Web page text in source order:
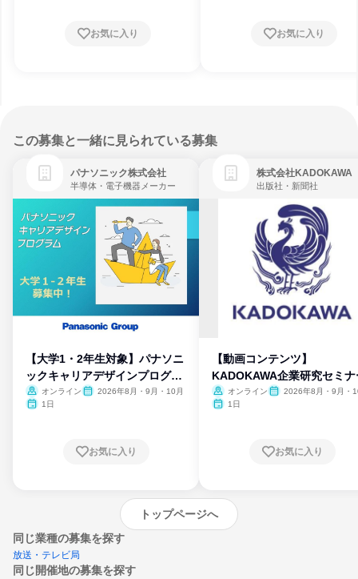
お気に入り お気に入り
この募集と一緒に見られている募集
パナソニック株式会社
半導体・電子機器メーカー
【大学1・2年生対象】パナソニ
ックキャリアデザインプログラ
ム
オンライン
2026年8月・9月・10月
1日
お気に入り
株式会社KADOKAWA
出版社・新聞社
【動画コンテンツ】
KADOKAWA企業研究セミナ
オンライン
2026年8月・9月・
1日
お気に入り
トップページへ
同じ業種の募集を探す
放送・テレビ局
同じ開催地の募集を探す